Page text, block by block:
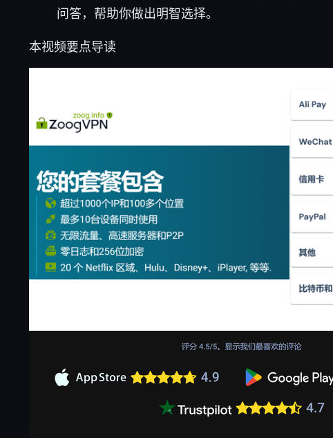
问答，帮助你做出明智选择。
本视频要点导读